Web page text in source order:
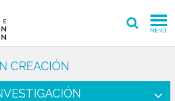
MENÚ
FACULTAD
PREGRADO
CREACIÓN